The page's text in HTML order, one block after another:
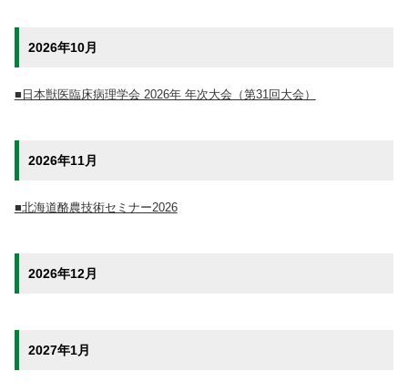
2026年10月
■日本獣医臨床病理学会 2026年 年次大会（第31回大会）
2026年11月
■北海道酪農技術セミナー2026
2026年12月
2027年1月